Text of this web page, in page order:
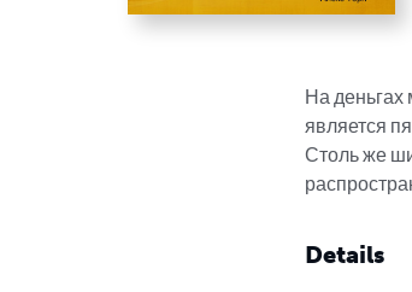
На деньгах
является
Столь же
Details